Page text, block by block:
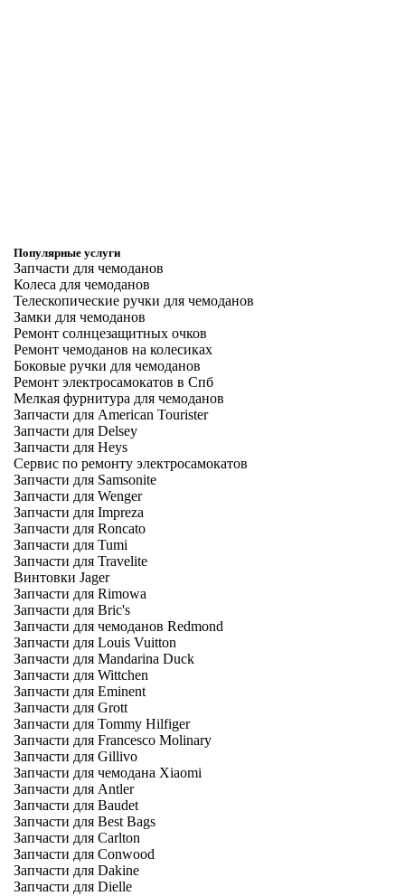
Популярные услуги
Запчасти для чемоданов
Колеса для чемоданов
Телескопические ручки для чемоданов
Замки для чемоданов
Ремонт солнцезащитных очков
Ремонт чемоданов на колесиках
Боковые ручки для чемоданов
Ремонт электросамокатов в Спб
Мелкая фурнитура для чемоданов
Запчасти для American Tourister
Запчасти для Delsey
Запчасти для Heys
Сервис по ремонту электросамокатов
Запчасти для Samsonite
Запчасти для Wenger
Запчасти для Impreza
Запчасти для Roncato
Запчасти для Tumi
Запчасти для Travelite
Винтовки Jager
Запчасти для Rimowa
Запчасти для Bric's
Запчасти для чемоданов Redmond
Запчасти для Louis Vuitton
Запчасти для Mandarina Duck
Запчасти для Wittchen
Запчасти для Eminent
Запчасти для Grott
Запчасти для Tommy Hilfiger
Запчасти для Francesco Molinary
Запчасти для Gillivo
Запчасти для чемодана Xiaomi
Запчасти для Antler
Запчасти для Baudet
Запчасти для Best Bags
Запчасти для Carlton
Запчасти для Conwood
Запчасти для Dakine
Запчасти для Dielle